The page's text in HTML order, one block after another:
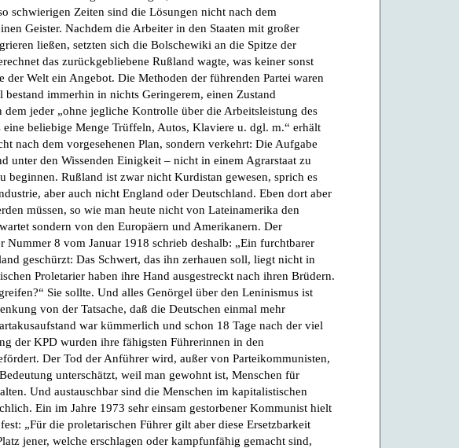
schwierigen Zeiten sind die Lösungen nicht nach dem
Geister. Nachdem die Arbeiter in den Staaten mit großer
ließen, setzten sich die Bolschewiki an die Spitze der
das zurückgebliebene Rußland wagte, was keiner sonst
der Welt ein Angebot. Die Methoden der führenden Partei waren
bestand immerhin in nichts Geringerem, einen Zustand
dem jeder „ohne jegliche Kontrolle über die Arbeitsleistung des
eine beliebige Menge Trüffeln, Autos, Klaviere u. dgl. m.“ erhält
nach dem vorgesehenen Plan, sondern verkehrt: Die Aufgabe
unter den Wissenden Einigkeit – nicht in einem Agrarstaat zu
beginnen. Rußland ist zwar nicht Kurdistan gewesen, sprich es
aber auch nicht England oder Deutschland. Eben dort aber
müssen, so wie man heute nicht von Lateinamerika den
sondern von den Europäern und Amerikanern. Der
Nummer 8 vom Januar 1918 schrieb deshalb: „Ein furchtbarer
geschürzt: Das Schwert, das ihn zerhauen soll, liegt nicht in
Proletarier haben ihre Hand ausgestreckt nach ihren Brüdern.
Sie sollte. Und alles Genörgel über den Leninismus ist
von der Tatsache, daß die Deutschen einmal mehr
war kümmerlich und schon 18 Tage nach der viel
der KPD wurden ihre fähigsten Führerinnen in den
Der Tod der Anführer wird, außer von Parteikommunisten,
unterschätzt, weil man gewohnt ist, Menschen für
Und austauschbar sind die Menschen im kapitalistischen
Ein im Jahre 1973 sehr einsam gestorbener Kommunist hielt
„Für die proletarischen Führer gilt aber diese Ersetzbarkeit
jener, welche erschlagen oder kampfunfähig gemacht sind,